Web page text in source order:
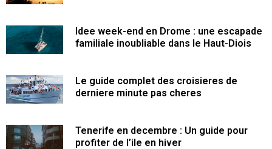
Idee week-end en Drome : une escapade
familiale inoubliable dans le Haut-Diois
Le guide complet des croisieres de
derniere minute pas cheres
Tenerife en decembre : Un guide pour
profiter de l’ile en hiver